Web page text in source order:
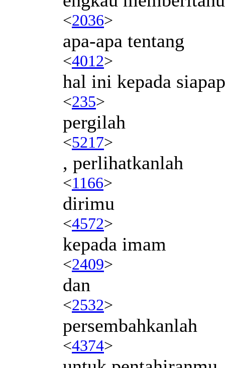
<2036>
apa-apa tentang
<4012>
hal ini kepada
<235>
pergilah
<5217>
, perlihatkanlah
<1166>
dirimu
<4572>
kepada imam
<2409>
dan
<2532>
persembahkanlah
<4374>